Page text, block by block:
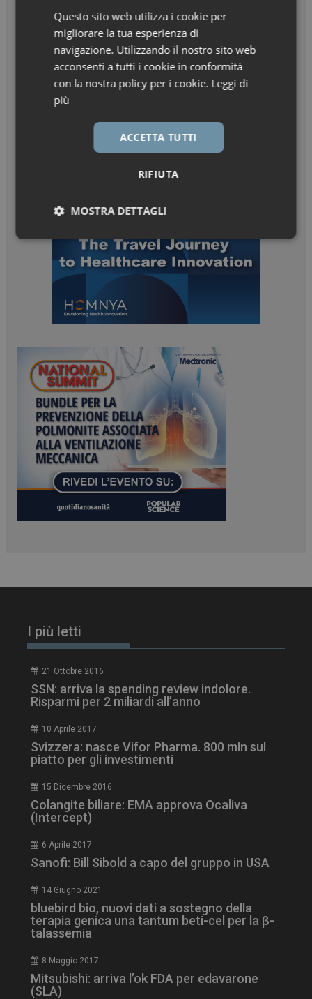
I più letti
21 Ottobre 2016
SSN: arriva la spending review indolore.
Risparmi per 2 miliardi all’anno
10 Aprile 2017
Svizzera: nasce Vifor Pharma. 800 mln sul
piatto per gli investimenti
15 Dicembre 2016
Colangite biliare: EMA approva Ocaliva
(Intercept)
6 Aprile 2017
Sanofi: Bill Sibold a capo del gruppo in USA
14 Giugno 2021
bluebird bio, nuovi dati a sostegno della
terapia genica una tantum beti-cel per la β-
talassemia
8 Maggio 2017
Mitsubishi: arriva l’ok FDA per edavarone
(SLA)
Questo sito web utilizza i cookie per
migliorare la tua esperienza di
navigazione. Utilizzando il nostro sito web
acconsenti a tutti i cookie in conformità
con la nostra policy per i cookie. Leggi di
più
ACCETTA TUTTI
RIFIUTA
MOSTRA DETTAGLI
Necessari Marketing
I cookie necessari contribuiscono a rendere fruibile il
sito web abilitandone funzionalità di base quali la
navigazione sulle pagine e l'accesso alle aree
protette del sito. Il sito web non è in grado di
funzionare correttamente senza questi cookie.
NOME
FORNITORE / DOMINIO
_ga
Google LLC
.dailyhealthindustry.it
ARRAffinitySameSite
Microsoft Corporation
.www.dailyhealthindustry.it